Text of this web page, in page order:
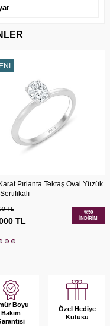
Pırlanta Tektaş Oval Yüzük
TL
TL
%50
İNDIRIM
Boyu
Bakım
Özel Hediye
Kutusu